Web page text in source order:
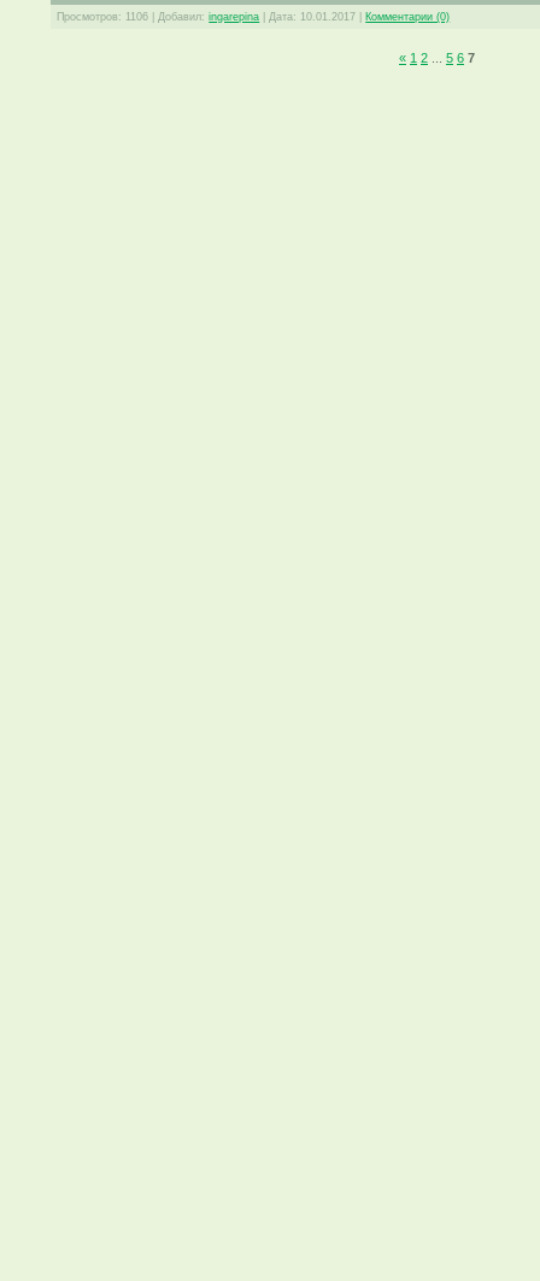
Просмотров: 1106 Добавил: ingarepina Дата: 10.01.2017 Комментарии (0)
« 1 2 5 6 7